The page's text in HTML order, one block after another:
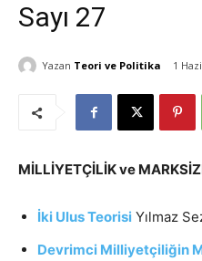
Sayı 27
Yazan Teori ve Politika 1
MİLLİYETÇİLİK ve
İki Ulus Teorisi Yılmaz
Devrimci Milliyetçiliğin